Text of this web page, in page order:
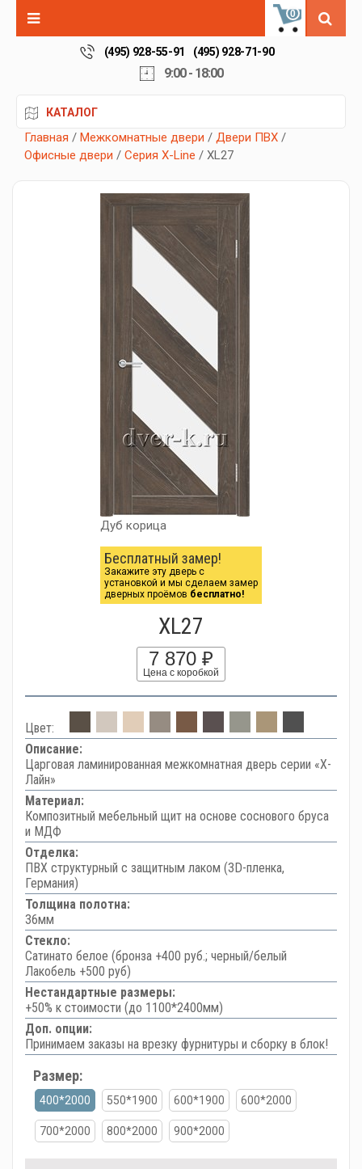
0
(495) 928-55-91 (495) 928-71-90
9:00 - 18:00
КАТАЛОГ
Главная / Межкомнатные двери / Двери ПВХ /
Офисные двери / Серия X-Line / XL27
Дуб корица
Бесплатный замер!
Закажите эту дверь с
установкой и мы сделаем замер
дверных проёмов бесплатно!
XL27
7 870 ₽
Цена с коробкой
Цвет:
Описание:
Царговая ламинированная межкомнатная дверь серии «Х-
Лайн»
Материал:
Композитный мебельный щит на основе соснового бруса
и МДФ
Отделка:
ПВХ структурный с защитным лаком (3D-пленка,
Германия)
Толщина полотна:
36мм
Стекло:
Сатинато белое (бронза +400 руб.; черный/белый
Лакобель +500 руб)
Нестандартные размеры:
+50% к стоимости (до 1100*2400мм)
Доп. опции:
Принимаем заказы на врезку фурнитуры и сборку в блок!
Размер:
400*2000 550*1900 600*1900 600*2000
700*2000 800*2000 900*2000